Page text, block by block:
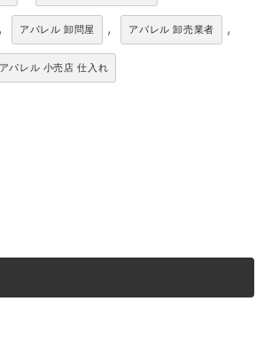
, アパレル 卸問屋 , アパレル 卸売業者 ,
アパレル 小売店 仕入れ